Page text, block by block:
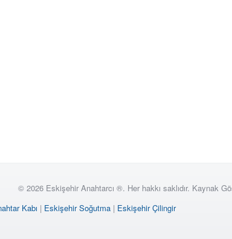
© 2026 Eskişehir Anahtarcı ®. Her hakkı saklıdır. Kaynak
Kabı | Eskişehir Soğutma | Eskişehir Çilingir